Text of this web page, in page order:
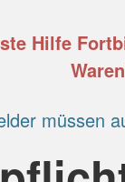
Hilfe
müssen